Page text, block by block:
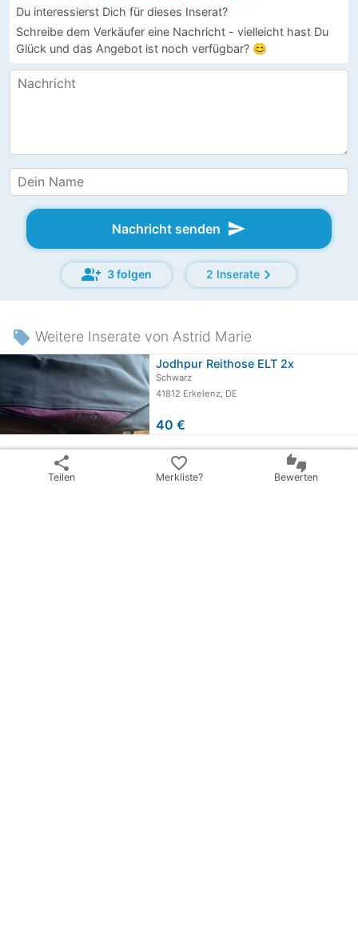
Du interessierst Dich für dieses Inserat?
Schreibe dem Verkäufer eine Nachricht - vielleicht hast Du
Glück und das Angebot ist noch verfügbar? 😊
Nachricht senden send
group_add 3 folgen 2 Inseratechevron_right
local_offer Weitere Inserate von Astrid Marie
Jodhpur Reithose ELT 2x
Schwarz
41812 Erkelenz, DE
40 €
Inserat teilen
share
Teilen
favorite_border
Merkliste?
thumbs_up_down
Bewerten